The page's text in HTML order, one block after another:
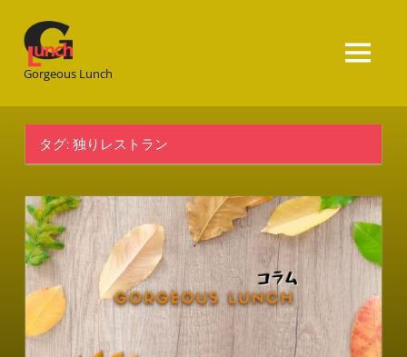
Gorgeous Lunch
タグ: 独りレストラン